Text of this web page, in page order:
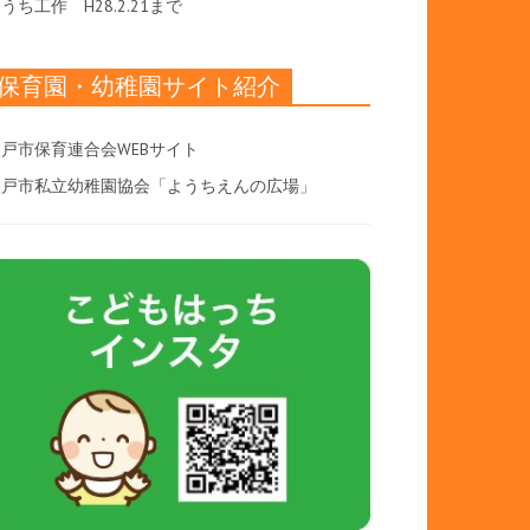
ち工作 H28.2.21まで
育園・幼稚園サイト紹介
市保育連合会WEBサイト
市私立幼稚園協会「ようちえんの広場」